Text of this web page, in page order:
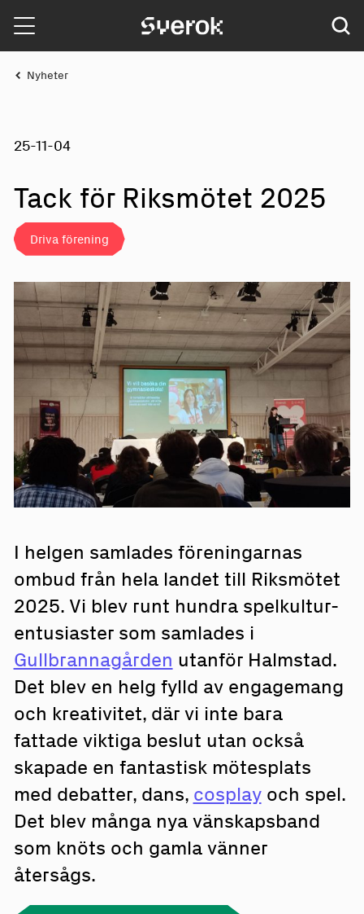
Sverok
Nyheter
25-11-04
Tack för Riksmötet 2025
Driva förening
I helgen samlades föreningarnas
ombud från hela landet till Riksmötet
2025. Vi blev runt hundra spelkultur-
entusiaster som samlades i
Gullbrannagården utanför Halmstad.
Det blev en helg fylld av engagemang
och kreativitet, där vi inte bara
fattade viktiga beslut utan också
skapade en fantastisk mötesplats
med debatter, dans, cosplayoch spel.
Det blev många nya vänskapsband
som knöts och gamla vänner
återsågs.